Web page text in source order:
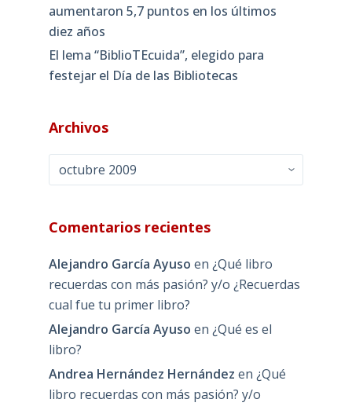
aumentaron 5,7 puntos en los últimos
diez años
El lema “BiblioTEcuida”, elegido para
festejar el Día de las Bibliotecas
Archivos
Archivos
Comentarios recientes
Alejandro García Ayuso en ¿Qué libro
recuerdas con más pasión? y/o ¿Recuerdas
cual fue tu primer libro?
Alejandro García Ayuso en ¿Qué es el
libro?
Andrea Hernández Hernández en ¿Qué
libro recuerdas con más pasión? y/o